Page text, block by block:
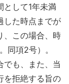
として1年未満
した時点までが
、この場合、時
同項2号）。
でも、また、当
を拒絶する旨の